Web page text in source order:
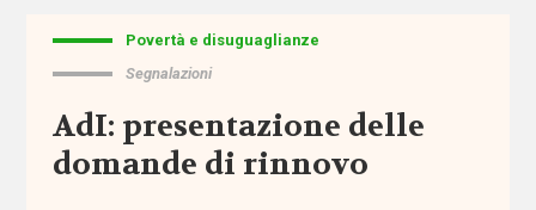
Tutto
Altre
Povertà e disuguaglianze
Segnalazioni
AdI: presentazione delle
domande di rinnovo